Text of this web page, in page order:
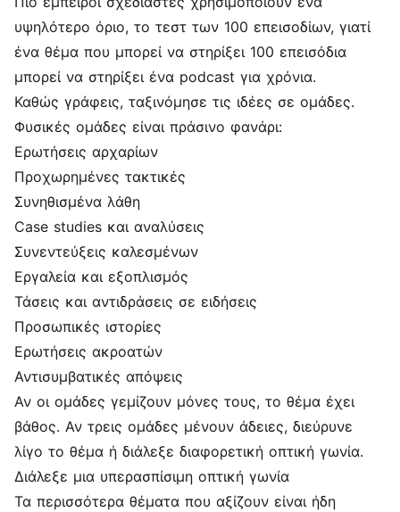
υψηλότερο όριο, το τεστ των 100 επεισοδίων, γιατί
ένα θέμα που μπορεί να στηρίξει 100 επεισόδια
μπορεί να στηρίξει ένα podcast για χρόνια.
Καθώς γράφεις, ταξινόμησε τις ιδέες σε ομάδες.
Φυσικές ομάδες είναι πράσινο φανάρι:
Ερωτήσεις αρχαρίων
Προχωρημένες τακτικές
Συνηθισμένα λάθη
Case studies και αναλύσεις
Συνεντεύξεις καλεσμένων
Εργαλεία και εξοπλισμός
Τάσεις και αντιδράσεις σε ειδήσεις
Προσωπικές ιστορίες
Ερωτήσεις ακροατών
Αντισυμβατικές απόψεις
Αν οι ομάδες γεμίζουν μόνες τους, το θέμα έχει
βάθος. Αν τρεις ομάδες μένουν άδειες, διεύρυνε
λίγο το θέμα ή διάλεξε διαφορετική οπτική γωνία.
Διάλεξε μια υπερασπίσιμη οπτική γωνία
Τα περισσότερα θέματα που αξίζουν είναι ήδη